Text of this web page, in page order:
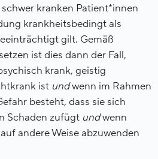
kranken Patient*innen
krankheitsbedingt als
gilt. Gemäß
ist dies dann der Fall,
krank, geistig
ist undwenn im Rahmen
besteht, dass sie sich
Schaden zufügt undwenn
andere Weise abzuwenden